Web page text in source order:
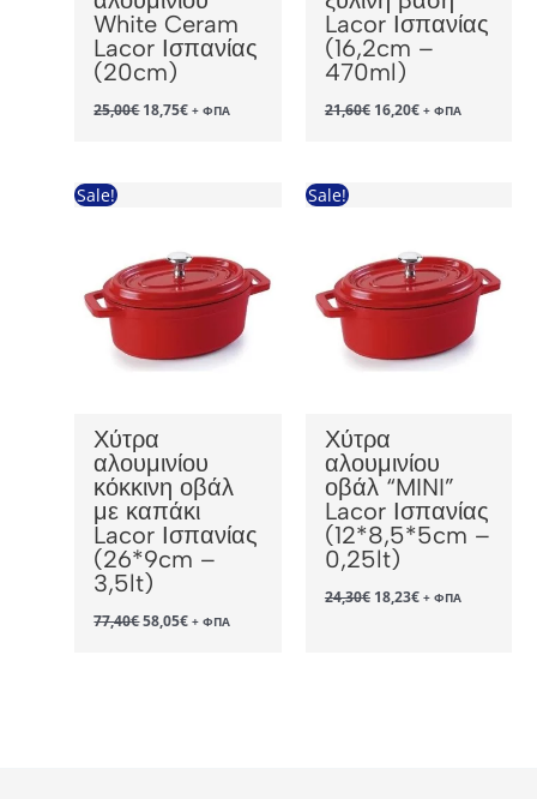
White Ceram
Lacor Ισπανίας
(20cm)
25,00€ Original
price
18,75€Η+ ΦΠΑ
Lacor Ισπανίας
(16,2cm –
470ml)
21,60€ Original
price
16,20€Η+ ΦΠΑ
Sale!
Χύτρα
αλουμινίου
κόκκινη οβάλ
με καπάκι
Lacor Ισπανίας
(26*9cm –
3,5lt)
77,40€Original
price
58,05€Η+ ΦΠΑ
Sale!
Χύτρα
αλουμινίου
οβάλ “MINI”
Lacor Ισπανίας
(12*8,5*5cm –
0,25lt)
24,30€ Original
price
18,23€Η+ ΦΠΑ